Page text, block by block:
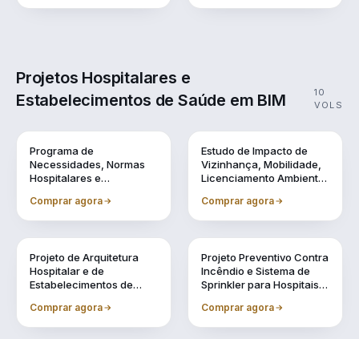
Projetos Hospitalares e
Estabelecimentos de Saúde em BIM
10
VOLS
Programa de
Necessidades, Normas
Hospitalares e
Equipamentos Médicos
Comprar agora
Estudo de Impacto de
Vizinhança, Mobilidade,
Licenciamento Ambiental
Comprar agora
Projeto de Arquitetura
Hospitalar e de
Estabelecimentos de
Comprar agora
Projeto Preventivo Contra
Incêndio e Sistema de
Sprinkler para Hospitais e
Saúde
Comprar agora